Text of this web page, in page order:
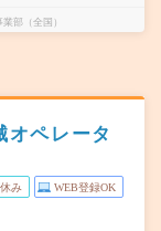
部（全国）
オペレータ
み WEB登録OK